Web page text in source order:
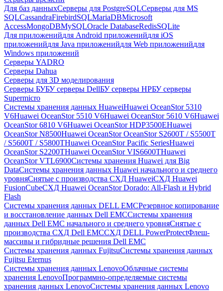
Для баз данныхСерверы для PostgreSQLСерверы для MS
SQLCassandraFirebirdSQLMariaDBMicrosoft
AccessMongoDBMySQLOracle DatabaseRedisSQLite
Для приложенийдля Android приложенийдля iOS
приложенийдля Java приложенийдля Web приложенийдля
Windows приложений
Серверы YADRO
Серверы Dahua
Серверы для 3D моделирования
Серверы БУБУ серверы DellБУ серверы HPБУ серверы
Supermicro
Системы хранения данных HuaweiHuawei OceanStor 5310
V6Huawei OceanStor 5510 V6Huawei OceanStor 5610 V6Huawei
OceanStor 6810 V6Huawei OceanStor HDP3500EHuawei
OceanStor N8500Huawei OceanStor OceanStor S2600T / S5500T
/ S5600T / S5800THuawei OceanStor Pacific SeriesHuawei
OceanStor S2200THuawei OceanStor VIS6600THuawei
OceanStor VTL6900Системы хранения Huawei для Big
DataСистемы хранения данных Huawei начального и среднего
уровняСнятые с производства СХД HuaweiСХД Huawei
FusionCubeСХД Huawei OceanStor Dorado: All-Flash и Hybrid
Flash
Системы хранения данных DELL EMCРезервное копирование
и восстановление данных Dell EMCСистемы хранения
данных Dell EMC начального и среднего уровняСнятые с
производства СХД Dell EMCСХД DELL PowerProtectФлеш-
массивы и гибридные решения Dell EMC
Системы хранения данных FujitsuСистемы хранения данных
Fujitsu Eternus
Системы хранения данных LenovoОблачные системы
хранения LenovoПрограммно-определяемые системы
хранения данных LenovoСистемы хранения данных Lenovo